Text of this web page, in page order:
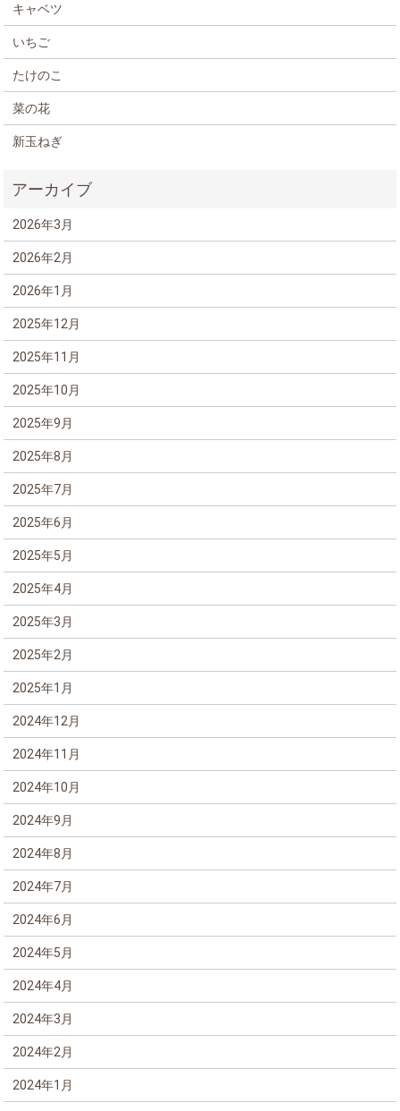
キャベツ
いちご
たけのこ
菜の花
新玉ねぎ
2026年3月
2026年2月
2026年1月
2025年12月
2025年11月
2025年10月
2025年9月
2025年8月
2025年7月
2025年6月
2025年5月
2025年4月
2025年3月
2025年2月
2025年1月
2024年12月
2024年11月
2024年10月
2024年9月
2024年8月
2024年7月
2024年6月
2024年5月
2024年4月
2024年3月
2024年2月
2024年1月